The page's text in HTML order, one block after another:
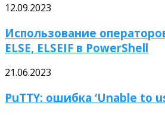
12.09.2023
Использование
ELSE, ELSEIF в PowerShell
21.06.2023
PuTTY: ошибка ‘Unable to